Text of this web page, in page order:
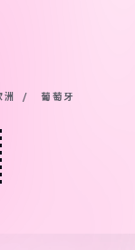
洲 / 葡萄牙